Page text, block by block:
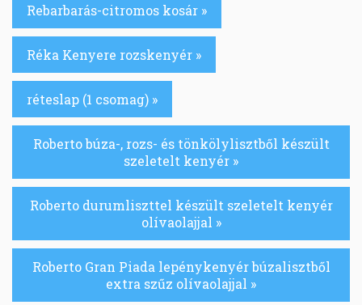
Rebarbarás-citromos kosár »
Réka Kenyere rozskenyér »
réteslap (1 csomag) »
Roberto búza-, rozs- és tönkölylisztből készült
szeletelt kenyér »
Roberto durumliszttel készült szeletelt kenyér
olívaolajjal »
Roberto Gran Piada lepénykenyér búzalisztből
extra szűz olívaolajjal »